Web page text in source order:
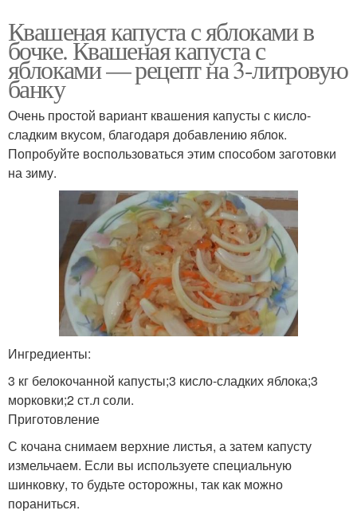
Квашеная капуста с яблоками в
бочке. Квашеная капуста с
яблоками — рецепт на 3-литровую
банку
Очень простой вариант квашения капусты с кисло-
сладким вкусом, благодаря добавлению яблок.
Попробуйте воспользоваться этим способом заготовки
на зиму.
Ингредиенты:
3 кг белокочанной капусты;3 кисло-сладких яблока;3
морковки;2 ст.л соли.
Приготовление
С кочана снимаем верхние листья, а затем капусту
измельчаем. Если вы используете специальную
шинковку, то будьте осторожны, так как можно
пораниться.